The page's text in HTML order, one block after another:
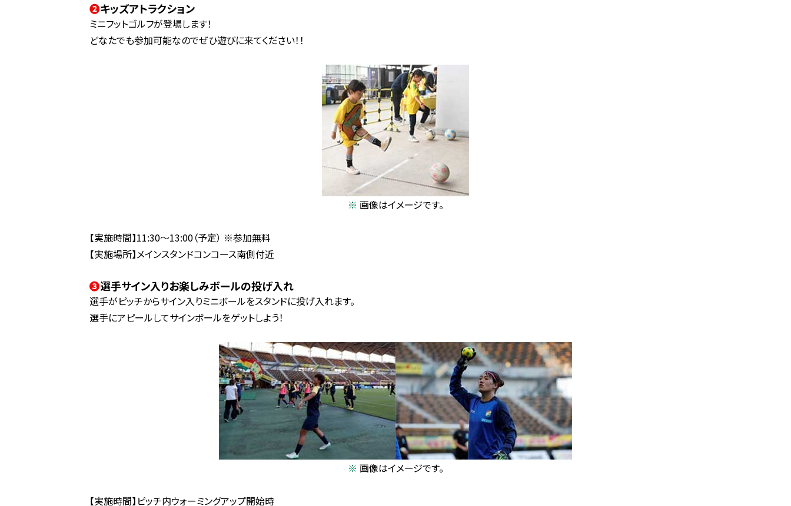
❷キッズアトラクション
ミニフットゴルフが登場します！
どなたでも参加可能なのでぜひ遊びに来てください！！
画像はイメージです。
【実施時間】11:30～13:00（予定） ※参加無料
【実施場所】メインスタンドコンコース南側付近
❸選手サイン入りお楽しみボールの投げ入れ
選手がピッチからサイン入りミニボールをスタンドに投げ入れます。
選手にアピールしてサインボールをゲットしよう！
画像はイメージです。
【実施時間】ピッチ内ウォーミングアップ開始時